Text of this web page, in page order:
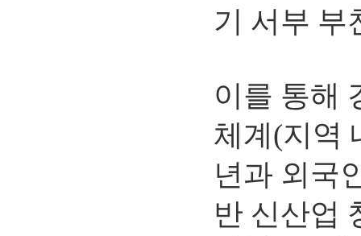
기 서부 부
이를 통해
체계(지역
년과 외국
반 신산업